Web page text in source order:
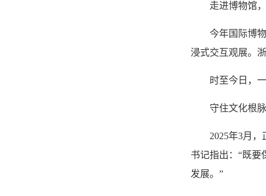
走进博物馆
今年国际博
浸式交互观展。
时至今日，
守住文化根
2025年3月
书记指出：“既要
发展。”